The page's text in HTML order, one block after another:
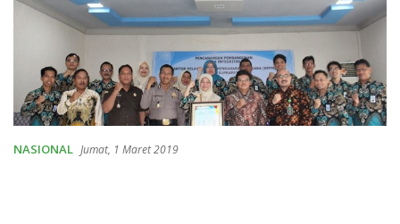
NASIONAL Jumat, 1 Maret 2019